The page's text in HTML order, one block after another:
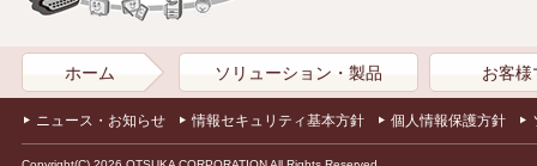
ホーム ソリューション・製品 お客様
ニュース・お知らせ 情報セキュリティ基本方針 個人情報保護方針